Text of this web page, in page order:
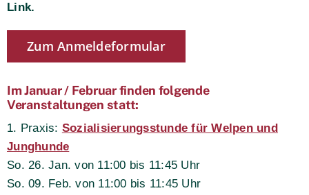
Link.
Zum Anmeldeformular
Im Januar / Februar finden folgende
Veranstaltungen statt:
1. Praxis: Sozialisierungsstunde für Welpen und
Junghunde
So. 26. Jan. von 11:00 bis 11:45 Uhr
So. 09. Feb. von 11:00 bis 11:45 Uhr